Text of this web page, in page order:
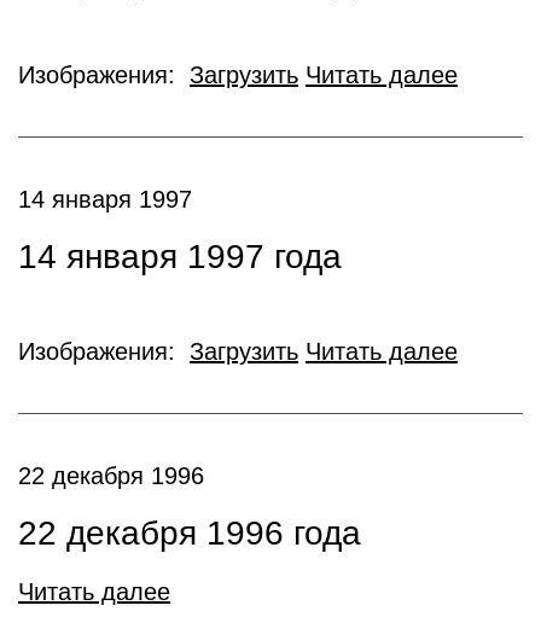
Изображения: Загрузить Читать далее
14 января 1997
14 января 1997 года
Изображения: Загрузить Читать далее
22 декабря 1996
22 декабря 1996 года
Читать далее